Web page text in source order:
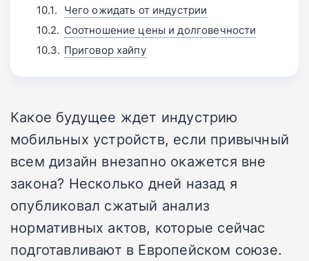
Чего ожидать от индустрии
Соотношение цены и долговечности
Приговор хайпу
Какое будущее ждет индустрию
мобильных устройств, если привычный
всем дизайн внезапно окажется вне
закона? Несколько дней назад я
опубликовал сжатый анализ
нормативных актов, которые сейчас
подготавливают в Европейском союзе.